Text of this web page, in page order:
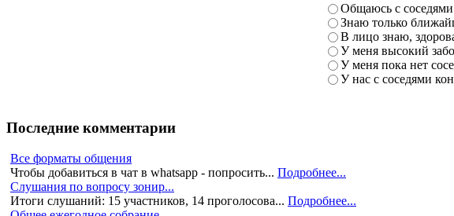
Общаюсь с
Знаю только
В лицо знаю,
У меня высокий
У меня пока нет
У нас с соседями
Последние комментарии
Все форматы общения
Чтобы добавиться в чат в whatsapp - попросить... Подробнее...
Слушания по вопросу зонир...
Итоги слушаний: 15 участников, 14 проголосова... Подробнее...